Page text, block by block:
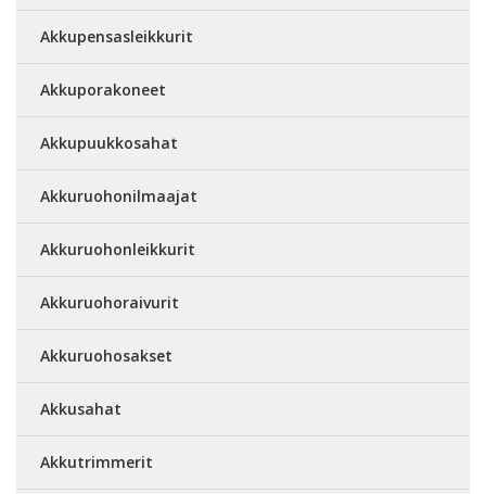
Akkupensasleikkurit
Akkuporakoneet
Akkupuukkosahat
Akkuruohonilmaajat
Akkuruohonleikkurit
Akkuruohoraivurit
Akkuruohosakset
Akkusahat
Akkutrimmerit